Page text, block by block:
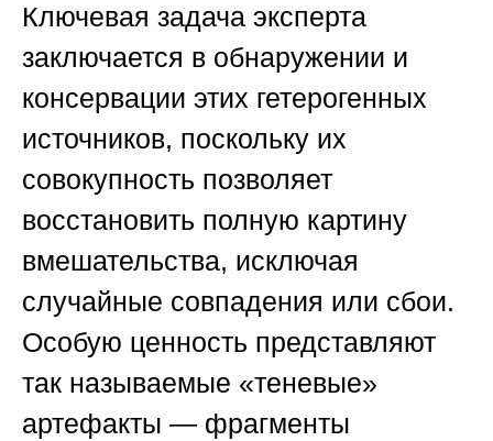
Ключевая задача эксперта
заключается в обнаружении и
консервации этих гетерогенных
источников, поскольку их
совокупность позволяет
восстановить полную картину
вмешательства, исключая
случайные совпадения или сбои.
Особую ценность представляют
так называемые «теневые»
артефакты — фрагменты